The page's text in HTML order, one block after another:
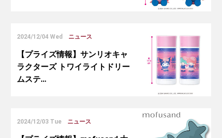
2024/12/04 Wed ニュース
【プライズ情報】サンリオキャ
ラクターズ トワイライトドリー
ムステ…
2024/12/03 Tue ニュース